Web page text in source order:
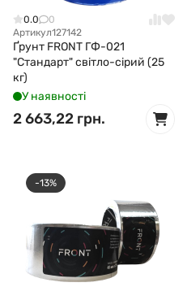
0.0
0
Артикул127142
Ґрунт FRONT ГФ-021
"Стандарт" світло-сірий (25
кг)
У наявності
2 663,22 грн.
-13%